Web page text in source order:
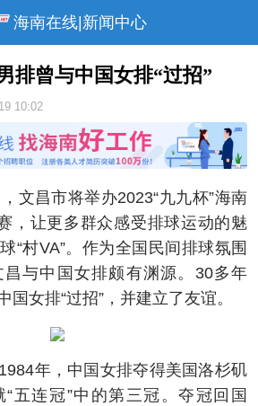
海南在线|新闻中心
旅游
财经
美食
活动
周末去哪儿
排曾与中国女排“过招”
10:02
昌市将举办2023“九九杯”海南
，让更多群众感受排球运动的魅
“村VA”。作为全国民间排球氛围
与中国女排颇有渊源。30多年
国女排“过招”，并建立了友谊。
年，中国女排夺得美国洛杉矶
五连冠”中的第三冠。夺冠回国